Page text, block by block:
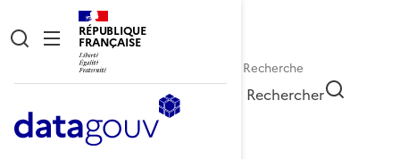
RÉPUBLIQUE
FRANÇAISE
Rechercher